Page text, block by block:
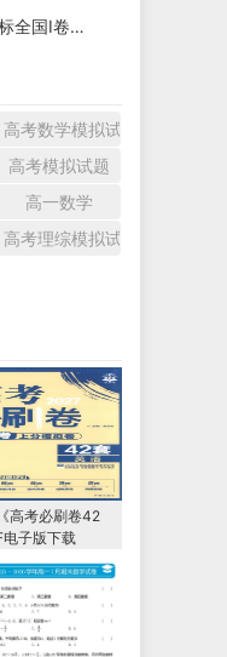
（网络+收集版）2024年新课标全国Ⅰ卷数学高考真题文档版（含答案）
高考数学模拟试题
高考模拟试题
高一数学
高考理综模拟试题
高考必刷卷42
子版下载